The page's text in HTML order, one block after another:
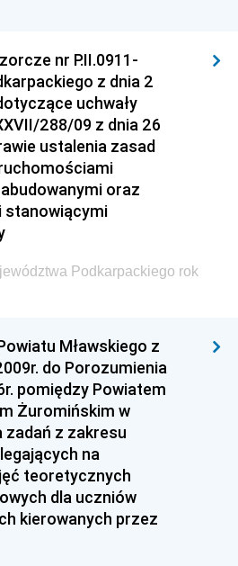
nr P.II.0911-
z dnia 2
uchwały
288/09 z dnia 26
ustalenia zasad
oraz
stanowiącymi
Podkarpackiego rok
Mławskiego z
do Porozumienia
pomiędzy Powiatem
Żuromińskim w
zadań z zakresu
na
teoretycznych
dla uczniów
kierowanych przez